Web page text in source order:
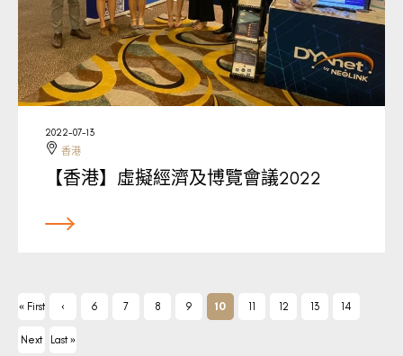
2022-07-13
香港
【香港】虛擬經濟及博覽會議2022
« First ‹
Previ
6 7 8 9 10 11 12 13 14
Next Last »